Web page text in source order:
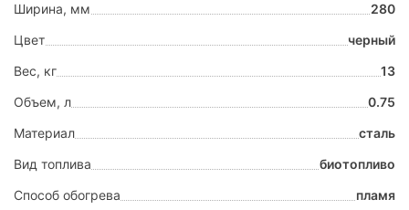
Ширина, мм
280
Цвет
черный
Вес, кг
13
Объем, л
0.75
Материал
сталь
Вид топлива
биотопливо
Способ обогрева
пламя